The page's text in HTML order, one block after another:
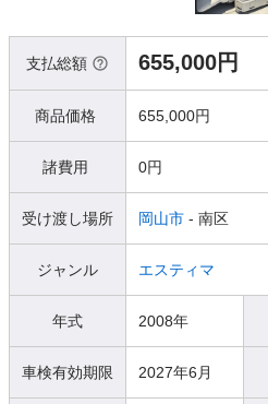
支払総額 655,000円
商品価格 655,000円
諸費用 0円
受け渡し場所 岡山市 - 南区
ジャンル エスティマ
年式 2008年
車検有効期限 2027年6月